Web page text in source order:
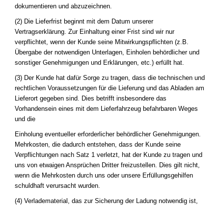
dokumentieren und abzuzeichnen.
(2) Die Lieferfrist beginnt mit dem Datum unserer
Vertragserklärung. Zur Einhaltung einer Frist sind wir nur
verpflichtet, wenn der Kunde seine Mitwirkungspflichten (z.B.
Übergabe der notwendigen Unterlagen, Einholen behördlicher und
sonstiger Genehmigungen und Erklärungen, etc.) erfüllt hat.
(3) Der Kunde hat dafür Sorge zu tragen, dass die technischen und
rechtlichen Voraussetzungen für die Lieferung und das Abladen am
Lieferort gegeben sind. Dies betrifft insbesondere das
Vorhandensein eines mit dem Lieferfahrzeug befahrbaren Weges
und die
Einholung eventueller erforderlicher behördlicher Genehmigungen.
Mehrkosten, die dadurch entstehen, dass der Kunde seine
Verpflichtungen nach Satz 1 verletzt, hat der Kunde zu tragen und
uns von etwaigen Ansprüchen Dritter freizustellen. Dies gilt nicht,
wenn die Mehrkosten durch uns oder unsere Erfüllungsgehilfen
schuldhaft verursacht wurden.
(4) Verladematerial, das zur Sicherung der Ladung notwendig ist,